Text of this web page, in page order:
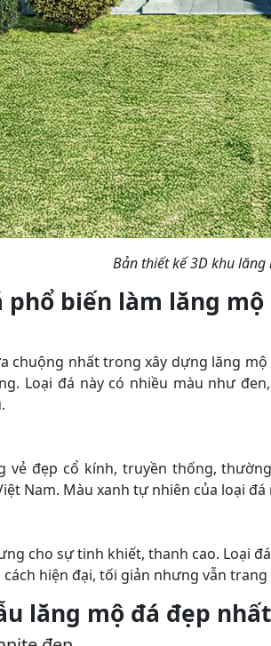
Bản thiết kế 3D khu
phổ biến làm lăng mộ
chuộng nhất trong xây dựng lăng
Loại đá này có nhiều màu như
vẻ đẹp cổ kính, truyền thống,
Nam. Màu xanh tự nhiên của loại
cho sự tinh khiết, thanh cao. Loại
hiện đại, tối giản nhưng vẫn
lăng mộ đá đẹp nhất